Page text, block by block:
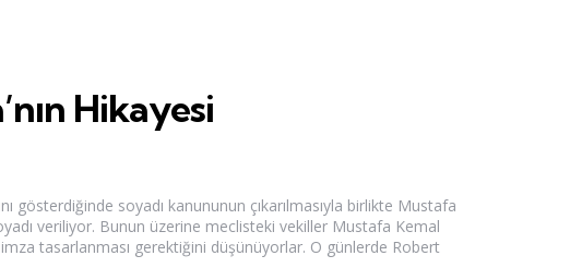
Hikayesi
gösterdiğinde soyadı kanununun çıkarılmasıyla birlikte Mustafa
veriliyor. Bunun üzerine meclisteki vekiller Mustafa Kemal
tasarlanması gerektiğini düşünüyorlar. O günlerde Robert